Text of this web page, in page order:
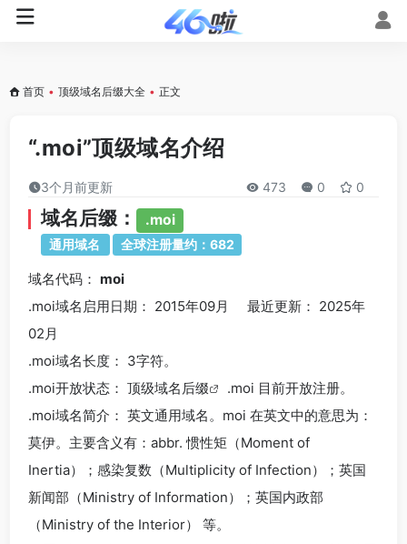
首页 • 顶级域名后缀大全 • 正文
“.moi”顶级域名介绍
3个月前更新 473 0 0
域名后缀： .moi
通用域名 全球注册量约：682
域名代码： moi
.moi域名 启用日期： 2015年09月 最近更新： 2025年
02月
.moi域名长度： 3字符。
.moi开放状态： 顶级域名后缀
.moi 目前开放注册。
.moi域名简介： 英文通用域名。moi 在英文中的意思为：
莫伊。主要含义有：abbr. 惯性矩（Moment of
Inertia）；感染复数（Multiplicity of Infection）；英国
新闻部（Ministry of Information）；英国内政部
（Ministry of the Interior） 等。